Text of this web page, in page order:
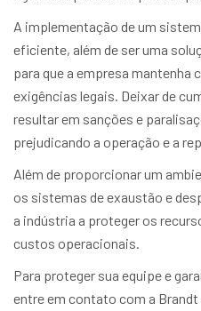
A implementação de um
eficiente, além de ser uma
para que a empresa mantenha
exigências legais. Deixar de
resultar em sanções e
prejudicando a operação e a
Além de proporcionar um
os sistemas de exaustão e
a indústria a proteger os
custos operacionais.
Para proteger sua equipe e
entre em contato com a